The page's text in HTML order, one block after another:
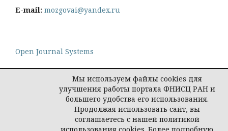
E-mail: mozgovai@yandex.ru
Open Journal Systems
Политика конфиденциальности персональных
© Социологическая наука и социальная практика,
Мы используем файлы cookies для
улучшения работы портала ФНИСЦ РАН и
большего удобства его использования.
Продолжая использовать сайт, вы
соглашаетесь с нашей политикой